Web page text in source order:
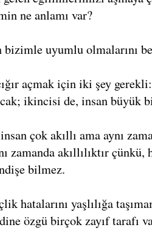
ne anlamı var?
bizimle uyumlu olmalarını
açmak için iki şey
ikincisi de, insan büyük
çok akıllı ama aynı
zamanda akıllılıktır
bilmez.
hatalarını yaşlılığa
özgü birçok zayıf tarafı